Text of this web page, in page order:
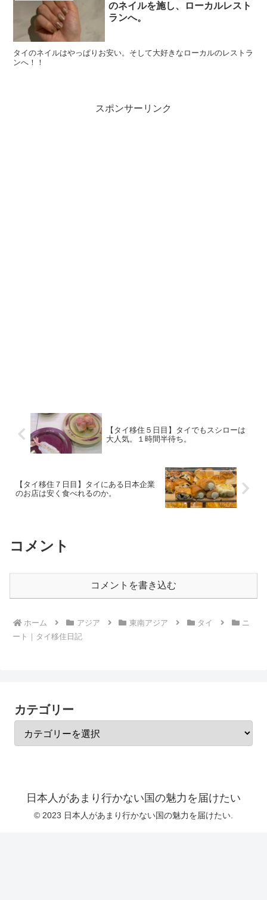
のネイルを施し、ローカルレスト
ランへ。
タイのネイルはやっぱりお安い。そして大好きなローカルのレストラ
ンへ！！
スポンサーリンク
【タイ移住５日目】タイでもスシローは
大人気。１時間半待ち。
【タイ移住７日目】タイにある日本企業
のお店は安く食べれるのか。
コメント
コメントを書き込む
ホーム アジア 東南アジア タイ
ニ
ート｜タイ移住日記
カテゴリー
日本人があまり行かない国の魅力を届けたい
© 2023 日本人があまり行かない国の魅力を届けたい.